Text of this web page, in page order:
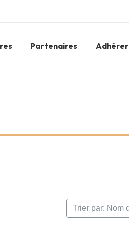
Partenaires Adhérer
Trier par: Nom